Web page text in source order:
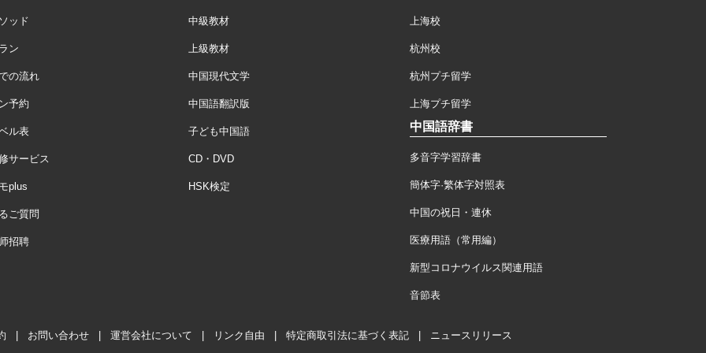
ッド
ン
の流れ
予約
ル表
サービス
plus
ご質問
招聘
中級教材
上級教材
中国現代文学
中国語翻訳版
子ども中国語
CD・DVD
HSK検定
上海校
杭州校
杭州プチ留学
上海プチ留学
中国語辞書
多音字学習辞書
簡体字·繁体字対照表
中国の祝日・連休
医療用語（常用編）
新型コロナウイルス関連用語
音節表
お問い合わせ 運営会社について リンク自由 特定商取引法に基づく表記 ニュースリリース